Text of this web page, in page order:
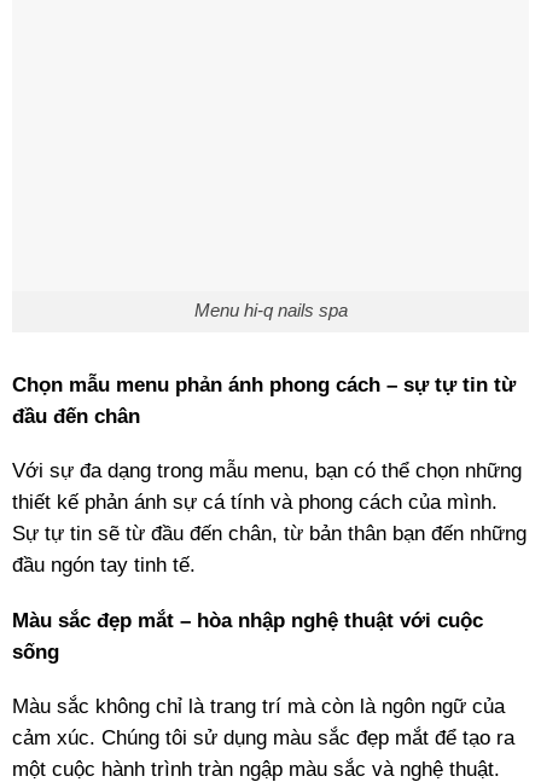
Menu hi-q nails spa
Chọn mẫu menu phản ánh phong cách – sự tự tin từ
đầu đến chân
Với sự đa dạng trong mẫu menu, bạn có thể chọn những
thiết kế phản ánh sự cá tính và phong cách của mình.
Sự tự tin sẽ từ đầu đến chân, từ bản thân bạn đến những
đầu ngón tay tinh tế.
Màu sắc đẹp mắt – hòa nhập nghệ thuật với cuộc
sống
Màu sắc không chỉ là trang trí mà còn là ngôn ngữ của
cảm xúc. Chúng tôi sử dụng màu sắc đẹp mắt để tạo ra
một cuộc hành trình tràn ngập màu sắc và nghệ thuật.